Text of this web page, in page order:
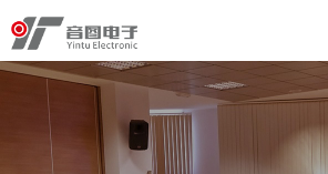
关于音图
产品中心